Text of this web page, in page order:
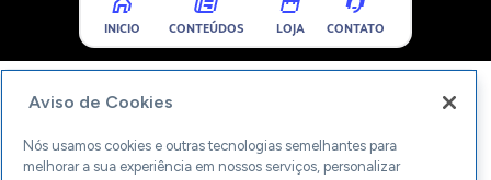
INICIO CONTEÚDOS LOJA CONTATO
Aviso de Cookies
Nós usamos cookies e outras tecnologias semelhantes para
melhorar a sua experiência em nossos serviços, personalizar